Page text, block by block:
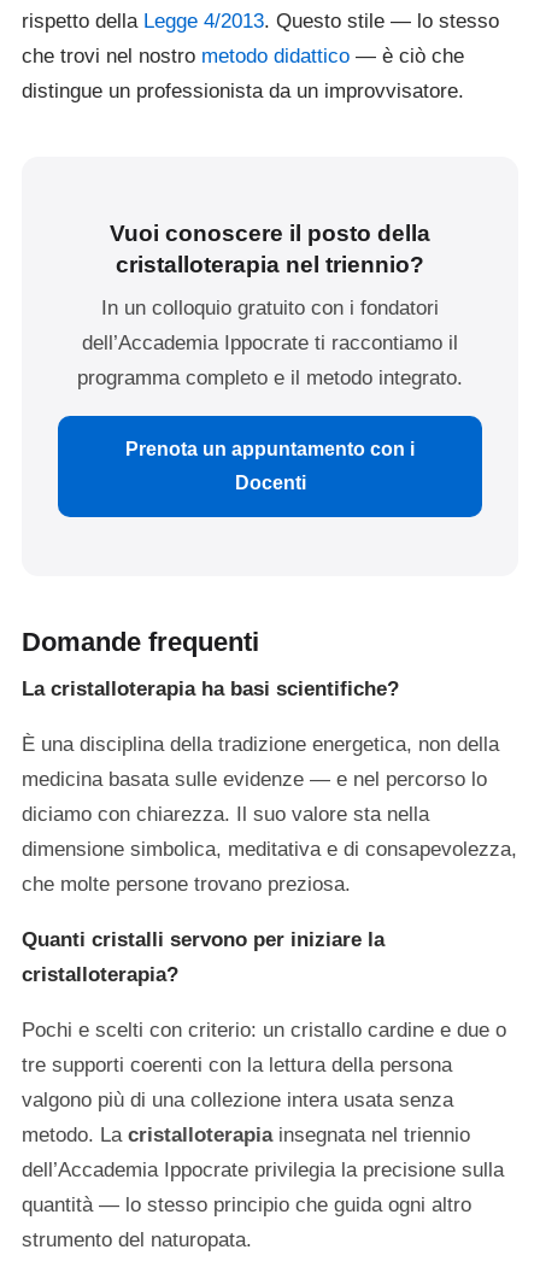
rispetto della Legge 4/2013. Questo stile — lo stesso
che trovi nel nostro metodo didattico — è ciò che
distingue un professionista da un improvvisatore.
Vuoi conoscere il posto della
cristalloterapia nel triennio?
In un colloquio gratuito con i fondatori
dell’Accademia Ippocrate ti raccontiamo il
programma completo e il metodo integrato.
Prenota un appuntamento con i
Docenti
Domande frequenti
La cristalloterapia ha basi scientifiche?
È una disciplina della tradizione energetica, non della
medicina basata sulle evidenze — e nel percorso lo
diciamo con chiarezza. Il suo valore sta nella
dimensione simbolica, meditativa e di consapevolezza,
che molte persone trovano preziosa.
Quanti cristalli servono per iniziare la
cristalloterapia?
Pochi e scelti con criterio: un cristallo cardine e due o
tre supporti coerenti con la lettura della persona
valgono più di una collezione intera usata senza
metodo. La cristalloterapiainsegnata nel triennio
dell’Accademia Ippocrate privilegia la precisione sulla
quantità — lo stesso principio che guida ogni altro
strumento del naturopata.